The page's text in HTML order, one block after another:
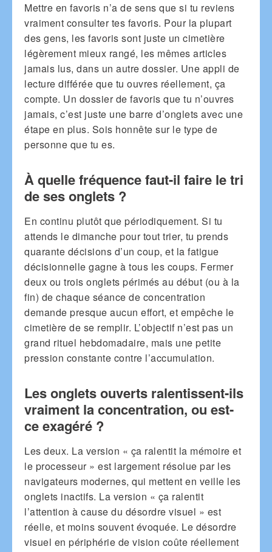
Mettre en favoris n’a de sens que si tu reviens
vraiment consulter tes favoris. Pour la plupart
des gens, les favoris sont juste un cimetière
légèrement mieux rangé, les mêmes articles
jamais lus, dans un autre dossier. Une appli de
lecture différée que tu ouvres réellement, ça
compte. Un dossier de favoris que tu n’ouvres
jamais, c’est juste une barre d’onglets avec une
étape en plus. Sois honnête sur le type de
personne que tu es.
À quelle fréquence faut-il faire le tri
de ses onglets ?
En continu plutôt que périodiquement. Si tu
attends le dimanche pour tout trier, tu prends
quarante décisions d’un coup, et la fatigue
décisionnelle gagne à tous les coups. Fermer
deux ou trois onglets périmés au début (ou à la
fin) de chaque séance de concentration
demande presque aucun effort, et empêche le
cimetière de se remplir. L’objectif n’est pas un
grand rituel hebdomadaire, mais une petite
pression constante contre l’accumulation.
Les onglets ouverts ralentissent-ils
vraiment la concentration, ou est-
ce exagéré ?
Les deux. La version « ça ralentit la mémoire et
le processeur » est largement résolue par les
navigateurs modernes, qui mettent en veille les
onglets inactifs. La version « ça ralentit
l’attention à cause du désordre visuel » est
réelle, et moins souvent évoquée. Le désordre
visuel en périphérie de vision coûte réellement